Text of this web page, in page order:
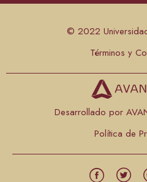
© 2022
Términos y
Desarrollado por
Política de